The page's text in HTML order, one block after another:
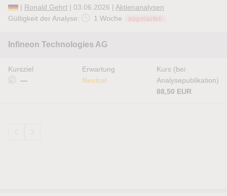
| Ronald Gehrt | 03.06.2026 | Aktienanalysen
Gültigkeit der Analyse:
1 Woche abgelaufen
Infineon Technologies AG
Kursziel
—
Erwartung
Neutral
Kurs (bei
Analysepublikation)
88,50 EUR